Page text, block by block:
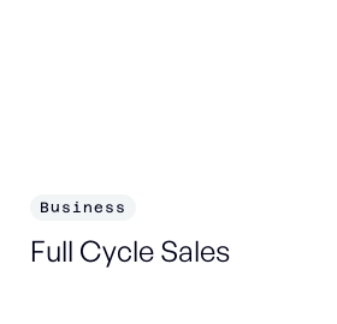
Business
Full Cycle Sales